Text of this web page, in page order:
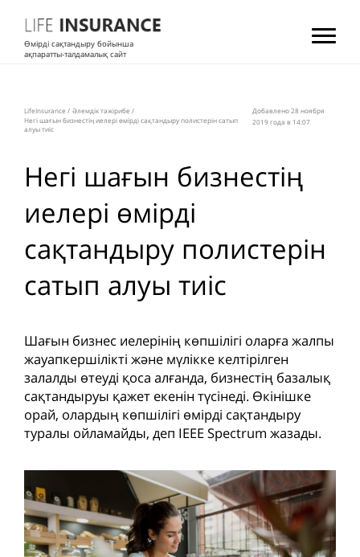
Өмірді сақтандыру бойынша
ақпаратты-талдамалық сайт
LifeInsurance / Әлемдік тәжірибе /
Негі шағын бизнестің иелері өмірді сақтандыру полистерін сатып
алуы тиіс
Добавлено 28 ноября
2019 года в 14:07
Негі шағын бизнестің
иелері өмірді
сақтандыру полистерін
сатып алуы тиіс
Шағын бизнес иелерінің көпшілігі оларға жалпы
жауапкершілікті және мүлікке келтірілген
залалды өтеуді қоса алғанда, бизнестің базалық
сақтандыруы қажет екенін түсінеді. Өкінішке
орай, олардың көпшілігі өмірді сақтандыру
туралы ойламайды, деп IEEE Spectrum жазады.